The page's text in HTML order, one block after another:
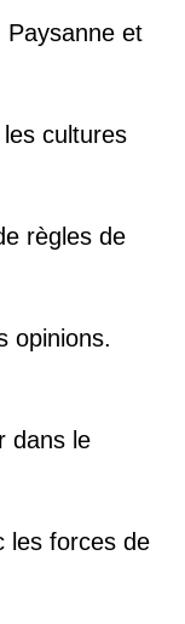
et
les cultures
règles de
opinions.
dans le
les forces de